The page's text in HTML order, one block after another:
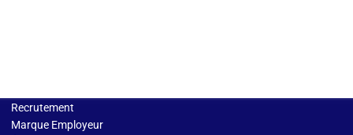
Recrutement
Marque Employeur